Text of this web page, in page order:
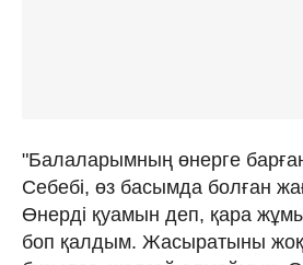
"Балаларымның өнерге
Себебі, өз басымда болған
Өнерді қуамын деп, қара
боп қалдым. Жасыратыны